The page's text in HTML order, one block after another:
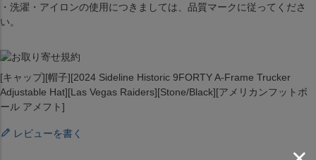
・洗濯・アイロンの使用につきましては、品質マークに従ってくださ
い。
[キャップ][帽子][2024 Sideline Historic 9FORTY A-Frame Trucker
Adjustable Hat][Las Vegas Raiders][Stone/Black][アメリカンフットボ
ール アメフト]
レビューを書く